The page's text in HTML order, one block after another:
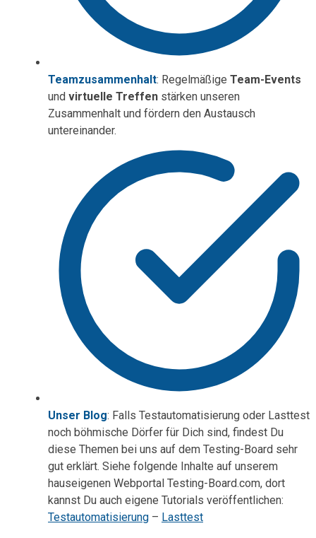
Teamzusammenhalt: Regelmäßige Team-Events
und virtuelle Treffen stärken unseren
Zusammenhalt und fördern den Austausch
untereinander.
Unser Blog: Falls Testautomatisierung oder Lasttest
noch böhmische Dörfer für Dich sind, findest Du
diese Themen bei uns auf dem Testing-Board sehr
gut erklärt. Siehe folgende Inhalte auf unserem
hauseigenen Webportal Testing-Board.com, dort
kannst Du auch eigene Tutorials veröffentlichen:
Testautomatisierung – Lasttest